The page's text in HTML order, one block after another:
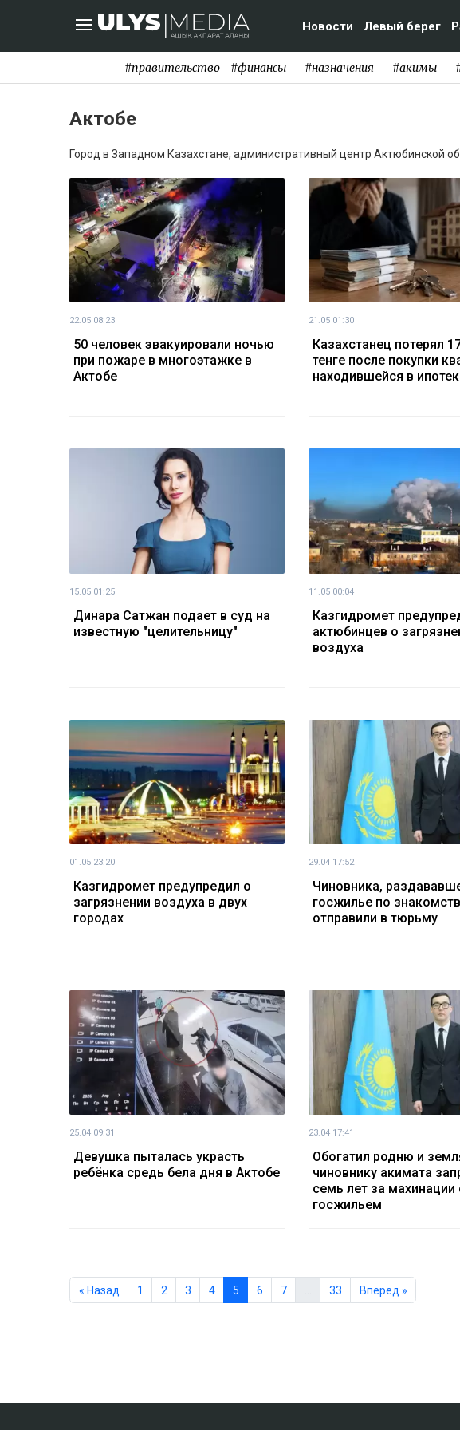
Новости Левый берег
#правительство #финансы #назначения #акимы
Актобе
Город в Западном Казахстане, административный центр Актюбинской
22.05 08:23
50 человек эвакуировали ночью
при пожаре в многоэтажке в
Актобе
21.05 01:30
Казахстанец потерял
тенге после покупки
находившейся в
15.05 01:25
Динара Сатжан подает в суд на
известную "целительницу"
11.05 00:04
Казгидромет
актюбинцев о
воздуха
01.05 23:20
Казгидромет предупредил о
загрязнении воздуха в двух
городах
29.04 17:52
Чиновника,
госжилье по
отправили в тюрьму
25.04 09:31
Девушка пыталась украсть
ребёнка средь бела дня в Актобе
23.04 17:41
Обогатил родню и
чиновнику акимата
семь лет за махинации
госжильем
« Назад 1 2 3 4 5 6 7 33 Вперед »